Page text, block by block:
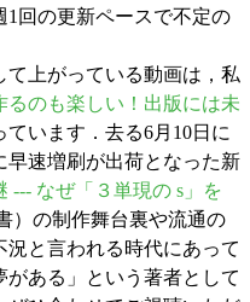
回の更新ペースで不定の
上がっている動画は，私
るのも楽しい！出版には未
ています．去る6月10日に
速増刷が出荷となった新
--- なぜ「３単現の s」を
）の制作舞台裏や流通の
と言われる時代にあって
がある」という著者として